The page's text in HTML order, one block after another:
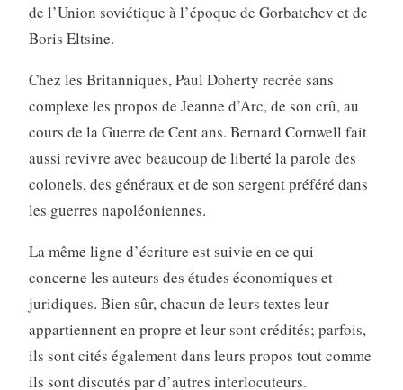
de l’Union soviétique à l’époque de Gorbatchev et de
Boris Eltsine.
Chez les Britanniques, Paul Doherty recrée sans
complexe les propos de Jeanne d’Arc, de son crû, au
cours de la Guerre de Cent ans. Bernard Cornwell fait
aussi revivre avec beaucoup de liberté la parole des
colonels, des généraux et de son sergent préféré dans
les guerres napoléoniennes.
La même ligne d’écriture est suivie en ce qui
concerne les auteurs des études économiques et
juridiques. Bien sûr, chacun de leurs textes leur
appartiennent en propre et leur sont crédités; parfois,
ils sont cités également dans leurs propos tout comme
ils sont discutés par d’autres interlocuteurs.